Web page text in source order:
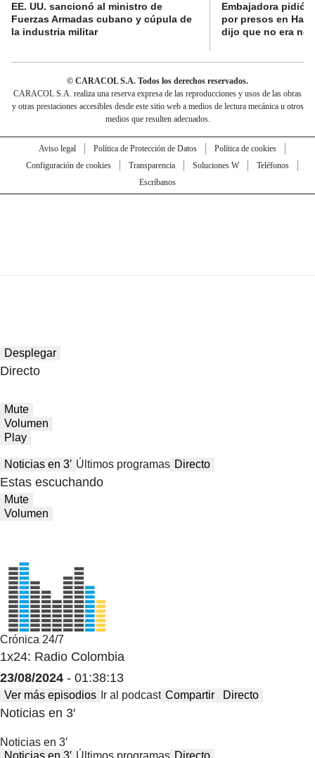
EE. UU. sancionó al ministro de
Fuerzas Armadas cubano y cúpula de
la industria militar
Embajadora pidió
por presos en
dijo que no era
© CARACOL S.A. Todos los derechos reservados.
CARACOL S.A. realiza una reserva expresa de las reproducciones y usos de las obras
y otras prestaciones accesibles desde este sitio web a medios de lectura mecánica u otros
medios que resulten adecuados.
Aviso legal Política de Protección de Datos
Política de cookies
Configuración de cookies
Transparencia Soluciones W
Teléfonos
Escríbanos
Desplegar
Directo
Mute
Volumen
Play
Noticias en 3′ Últimos programas Directo
Estas escuchando
Mute
Volumen
Crónica 24/7
1x24: Radio Colombia
23/08/2024 - 01:38:13
Ver más episodios Ir al podcast Compartir Directo
Noticias en 3′
Noticias en 3′